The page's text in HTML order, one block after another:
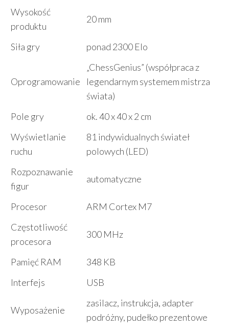
Wysokość
produktu
20 mm
Siła gry ponad 2300 Elo
Oprogramowanie
„ChessGenius” (współpraca z
legendarnym systemem mistrza
świata)
Pole gry
ok. 40 x 40 x 2 cm
Wyświetlanie
ruchu
81 indywidualnych świateł
polowych (LED)
Rozpoznawanie
figur
automatyczne
Procesor
ARM Cortex M7
Częstotliwość
procesora
300 MHz
Pamięć RAM
348 KB
Interfejs
USB
Wyposażenie
zasilacz, instrukcja, adapter
podróżny, pudełko prezentowe